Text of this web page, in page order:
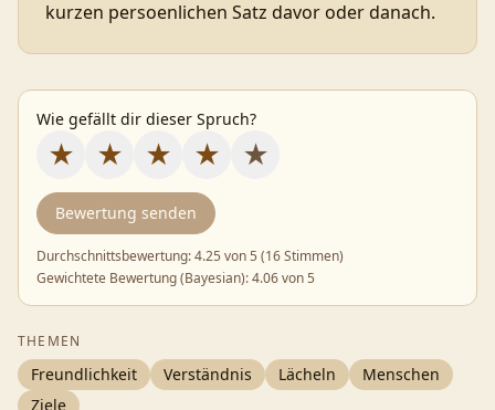
kurzen persoenlichen Satz davor oder danach.
Wie gefällt dir dieser Spruch?
★ ★ ★ ★ ★
Bewertung senden
Durchschnittsbewertung:4.25 von 5 (16 Stimmen)
Gewichtete Bewertung (Bayesian):4.06von 5
THEMEN
Freundlichkeit Verständnis Lächeln
Menschen
Ziele